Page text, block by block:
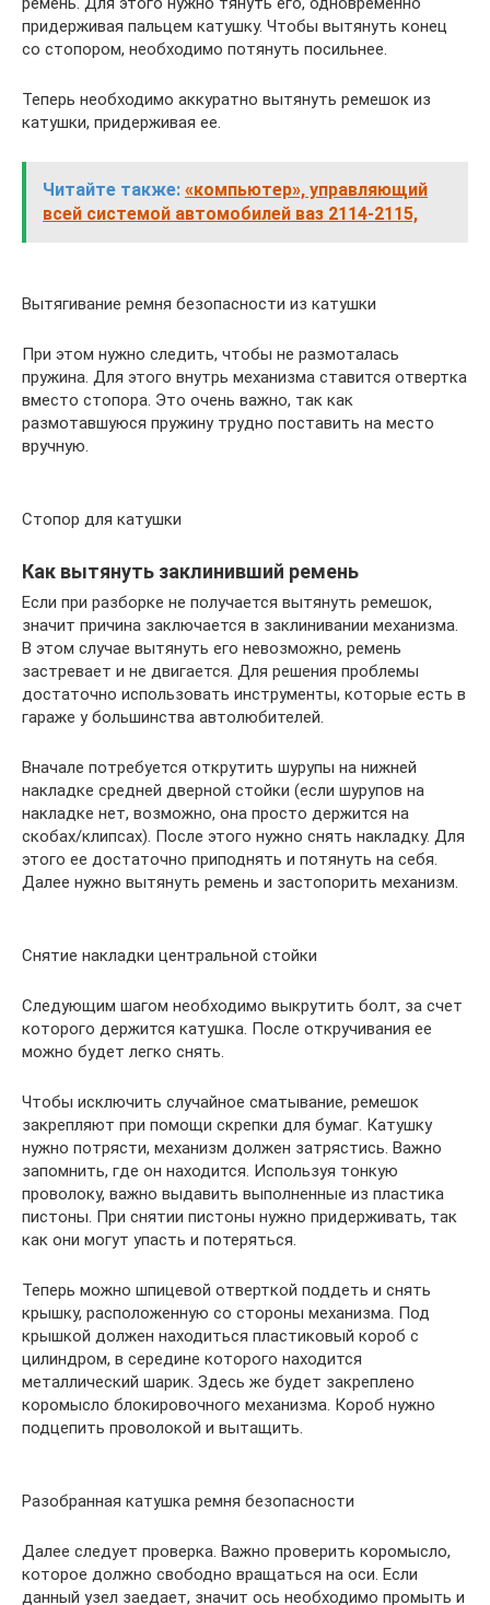
придерживая пальцем катушку. Чтобы вытянуть конец
со стопором, необходимо потянуть посильнее.
Теперь необходимо аккуратно вытянуть ремешок из
катушки, придерживая ее.
Читайте также: «компьютер», управляющий
всей системой автомобилей ваз 2114-2115,
Вытягивание ремня безопасности из катушки
При этом нужно следить, чтобы не размоталась
пружина. Для этого внутрь механизма ставится отвертка
вместо стопора. Это очень важно, так как
размотавшуюся пружину трудно поставить на место
вручную.
Стопор для катушки
Как вытянуть заклинивший ремень
Если при разборке не получается вытянуть ремешок,
значит причина заключается в заклинивании механизма.
В этом случае вытянуть его невозможно, ремень
застревает и не двигается. Для решения проблемы
достаточно использовать инструменты, которые есть в
гараже у большинства автолюбителей.
Вначале потребуется открутить шурупы на нижней
накладке средней дверной стойки (если шурупов на
накладке нет, возможно, она просто держится на
скобах/клипсах). После этого нужно снять накладку. Для
этого ее достаточно приподнять и потянуть на себя.
Далее нужно вытянуть ремень и застопорить механизм.
Снятие накладки центральной стойки
Следующим шагом необходимо выкрутить болт, за счет
которого держится катушка. После откручивания ее
можно будет легко снять.
Чтобы исключить случайное сматывание, ремешок
закрепляют при помощи скрепки для бумаг. Катушку
нужно потрясти, механизм должен затрястись. Важно
запомнить, где он находится. Используя тонкую
проволоку, важно выдавить выполненные из пластика
пистоны. При снятии пистоны нужно придерживать, так
как они могут упасть и потеряться.
Теперь можно шпицевой отверткой поддеть и снять
крышку, расположенную со стороны механизма. Под
крышкой должен находиться пластиковый короб с
цилиндром, в середине которого находится
металлический шарик. Здесь же будет закреплено
коромысло блокировочного механизма. Короб нужно
подцепить проволокой и вытащить.
Разобранная катушка ремня безопасности
Далее следует проверка. Важно проверить коромысло,
которое должно свободно вращаться на оси. Если
данный узел заедает, значит ось необходимо промыть и